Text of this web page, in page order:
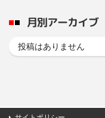
月別アーカイブ
投稿はありません